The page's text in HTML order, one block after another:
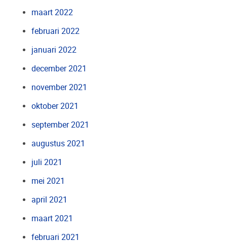
maart 2022
februari 2022
januari 2022
december 2021
november 2021
oktober 2021
september 2021
augustus 2021
juli 2021
mei 2021
april 2021
maart 2021
februari 2021